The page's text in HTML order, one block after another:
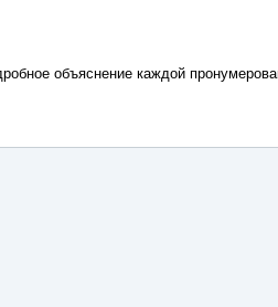
объяснение каждой